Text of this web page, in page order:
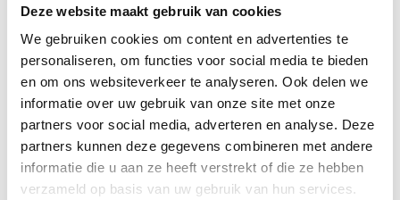
Deze website maakt gebruik van cookies
We gebruiken cookies om content en advertenties te
personaliseren, om functies voor social media te bieden
en om ons websiteverkeer te analyseren. Ook delen we
informatie over uw gebruik van onze site met onze
partners voor social media, adverteren en analyse. Deze
partners kunnen deze gegevens combineren met andere
informatie die u aan ze heeft verstrekt of die ze hebben
verzameld op basis van uw gebruik van hun services.
U vindt onze tips op de kaart:
WINTER- & SNEEUWSCHOENWANDELINGEN
IN VINSCHGAU TONEN OP KAART (DUITS)